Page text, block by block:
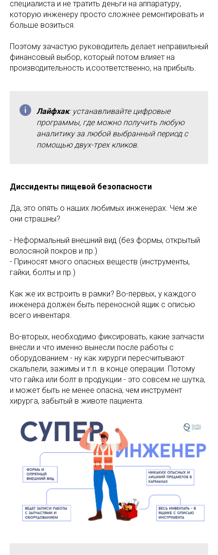
специалиста и не тратить деньги на аппаратуру,
которую инженеру просто сложнее ремонтировать и
больше возиться.
Поэтому зачастую руководитель делает неправильный
финансовый выбор, который потом влияет на
производительность и,соответственно, на прибыль.
Лайфхак: устанавливайте цифровые
программы, где можно получить любую
аналитику за любой выбранный период с
помощью двух-трех кликов.
Диссиденты пищевой безопасности
Да, это опять о наших любимых инженерах. Чем же
они страшны?
- Неформальный внешний вид (без формы, открытый
волосяной покров и пр.)
- Приносят много опасных веществ (инструменты,
гайки, болты и пр.)
Как же их встроить в рамки? Во-первых, у каждого
инженера должен быть переносной ящик с описью
всего инвентаря.
Во-вторых, необходимо фиксировать, какие запчасти
внесли и что именно вынесли после работы с
оборудованием - ну как хирурги пересчитывают
скальпели, зажимы и т.п. в конце операции. Потому
что гайка или болт в продукции - это совсем не шутка,
и может быть не менее опасна, чем инструмент
хирурга, забытый в животе пациента.